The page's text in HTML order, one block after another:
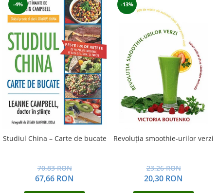
-4%
Studiul China – Carte de bucate
70,83 RON
67,66 RON
-13%
Revoluţia smoothie-urilor verzi
23,26 RON
20,30 RON